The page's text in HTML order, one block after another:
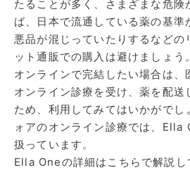
たることが多く、さまざまな危険
ば、日本で流通している薬の基準
悪品が混じっていたりするなどの
ット通販での購入は避けましょう。
オンラインで完結したい場合は、
オンライン診療を受け、薬を配送
ため、利用してみてはいかがでし
ォアのオンライン診療では、Ella
扱っています。
Ella Oneの詳細はこちらで解説し